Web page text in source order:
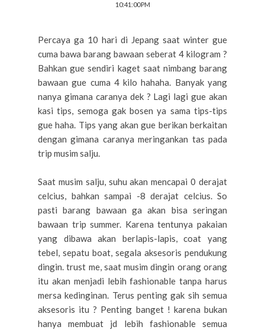
10:41:00 PM
Percaya ga 10 hari di Jepang saat winter gue
cuma bawa barang bawaan seberat 4 kilogram ?
Bahkan gue sendiri kaget saat nimbang barang
bawaan gue cuma 4 kilo hahaha. Banyak yang
nanya gimana caranya dek ? Lagi lagi gue akan
kasi tips, semoga gak bosen ya sama tips-tips
gue haha. Tips yang akan gue berikan berkaitan
dengan gimana caranya meringankan tas pada
trip musim salju.
Saat musim salju, suhu akan mencapai 0 derajat
celcius, bahkan sampai -8 derajat celcius. So
pasti barang bawaan ga akan bisa seringan
bawaan trip summer. Karena tentunya pakaian
yang dibawa akan berlapis-lapis, coat yang
tebel, sepatu boat, segala aksesoris pendukung
dingin. trust me, saat musim dingin orang orang
itu akan menjadi lebih fashionable tanpa harus
mersa kedinginan. Terus penting gak sih semua
aksesoris itu ? Penting banget ! karena bukan
hanya membuat jd lebih fashionable semua